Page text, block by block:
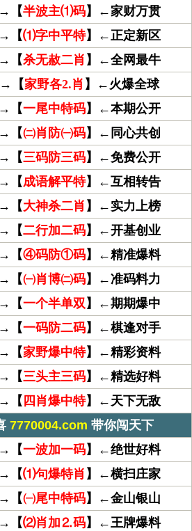
【半波主⑴码】←家财万贯
【⑴字中平特】←正定新区
【杀无赦二肖 】←全网最牛
→【家野各2.肖 】←火爆全球
【一尾中特码】←本期公开
【㈡肖防㈠码】←同心共创
【三码防三码】←免费公开
【成语解平特】←互相转告
【大神杀二肖 】←实力上榜
【二行加二码】←开基创业
【④码防①码】←精准爆料
【㈠肖博㈡码】←准码料力
【一个半单双】←期期爆中
【一码防二码】←棋逢对手
【家野爆中特】←精彩资料
【三头主三码】←精选好料
【 四肖爆中特】←天下无敌
7770004.com 带你闯天下
【一波加一码】←绝世好料
【⑴句爆特肖 】←横扫庄家
【㈠尾中特码】←金山银山
【⑵肖加⒉码】←王牌爆料